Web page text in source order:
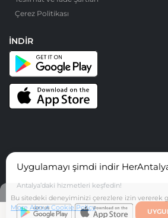
Çerez Politikası
İNDIR
© HerAntalya. 2026. Tüm Hakları
Uygulamayı şimdi indir
Antalya’daki hizmetleri keşfedin!
Bu sitedeki deneyiminizi çerezlere izin vererek
More About Cookie Policy